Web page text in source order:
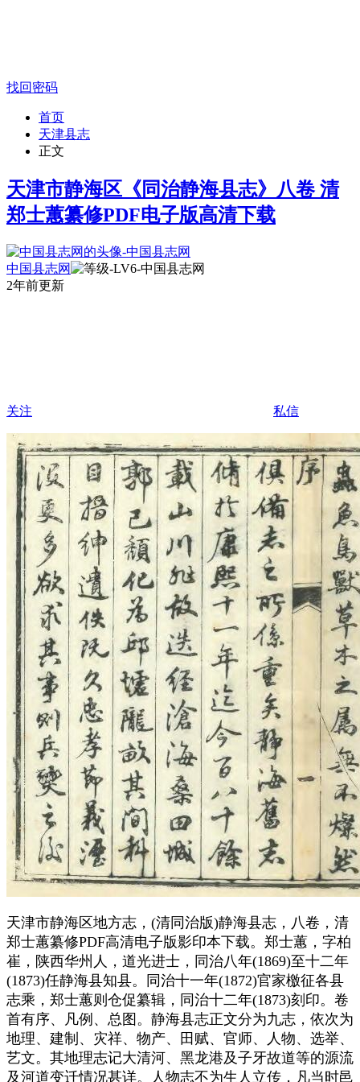
找回密码
首页
天津县志
正文
天津市静海区《同治静海县志》八卷 清
郑士蕙纂修PDF电子版高清下载
中国县志网
2年前更新
关注 私信
天津市静海区地方志，(清同治版)静海县志，八卷，清
郑士蕙纂修PDF高清电子版影印本下载。郑士蕙，字柏
崔，陕西华州人，道光进士，同治八年(1869)至十二年
(1873)任静海县知县。同治十一年(1872)官家檄征各县
志乘，郑士蕙则仓促纂辑，同治十二年(1873)刻印。卷
首有序、凡例、总图。静海县志正文分为九志，依次为
地理、建制、灾祥、物产、田赋、官师、人物、选举、
艺文。其地理志记大清河、黑龙港及子牙故道等的源流
及河道变迁情况甚详。人物志不为生人立传，凡当时邑